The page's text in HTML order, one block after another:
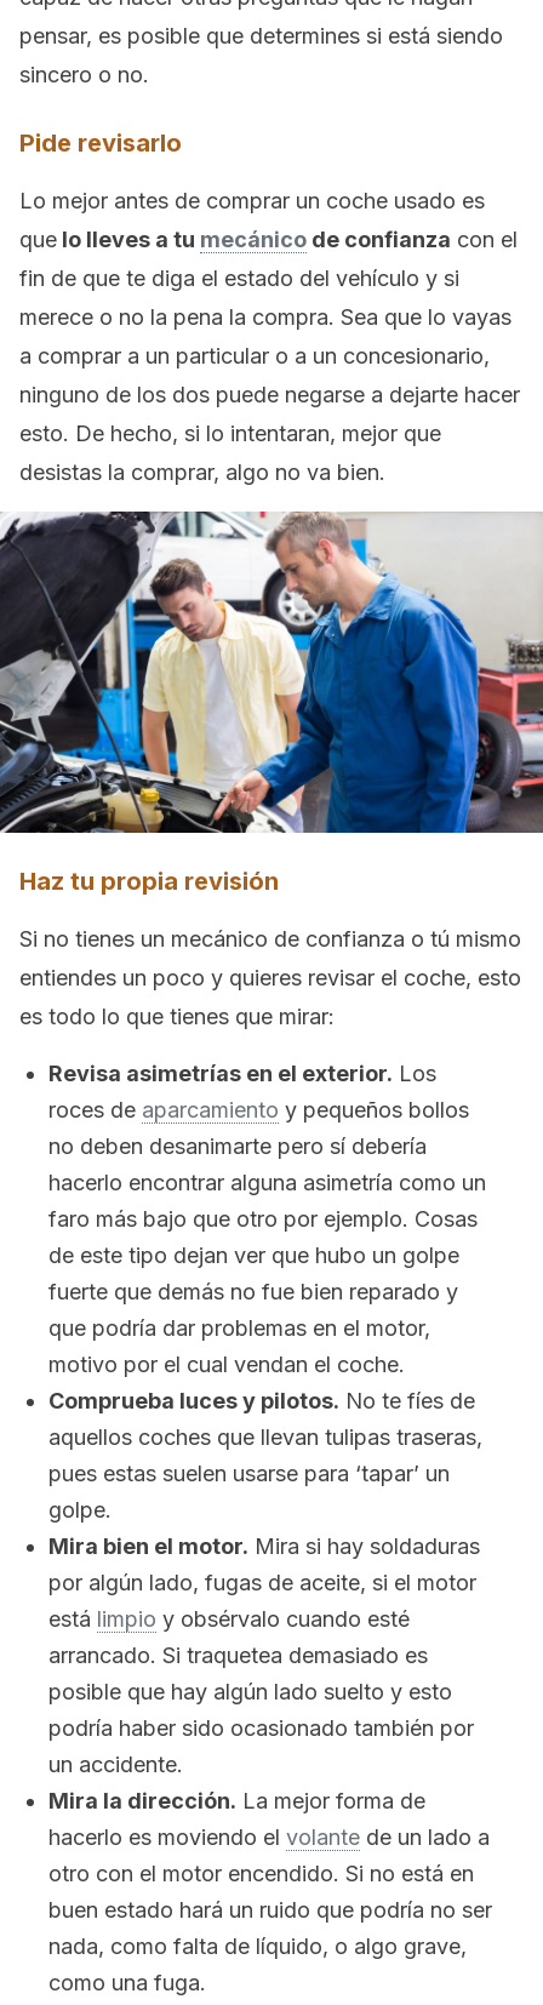
pensar, es posible que determines si está siendo
sincero o no.
Pide revisarlo
Lo mejor antes de comprar un coche usado es
que lo lleves a tu mecánico de confianza con el
fin de que te diga el estado del vehículo y si
merece o no la pena la compra. Sea que lo vayas
a comprar a un particular o a un concesionario,
ninguno de los dos puede negarse a dejarte hacer
esto. De hecho, si lo intentaran, mejor que
desistas la comprar, algo no va bien.
Haz tu propia revisión
Si no tienes un mecánico de confianza o tú mismo
entiendes un poco y quieres revisar el coche, esto
es todo lo que tienes que mirar:
Revisa asimetrías en el exterior. Los
roces de aparcamiento y pequeños bollos
no deben desanimarte pero sí debería
hacerlo encontrar alguna asimetría como un
faro más bajo que otro por ejemplo. Cosas
de este tipo dejan ver que hubo un golpe
fuerte que demás no fue bien reparado y
que podría dar problemas en el motor,
motivo por el cual vendan el coche.
Comprueba luces y pilotos. No te fíes de
aquellos coches que llevan tulipas traseras,
pues estas suelen usarse para ‘tapar’ un
golpe.
Mira bien el motor. Mira si hay soldaduras
por algún lado, fugas de aceite, si el motor
está limpio y obsérvalo cuando esté
arrancado. Si traquetea demasiado es
posible que hay algún lado suelto y esto
podría haber sido ocasionado también por
un accidente.
Mira la dirección. La mejor forma de
hacerlo es moviendo el volante de un lado a
otro con el motor encendido. Si no está en
buen estado hará un ruido que podría no ser
nada, como falta de líquido, o algo grave,
como una fuga.